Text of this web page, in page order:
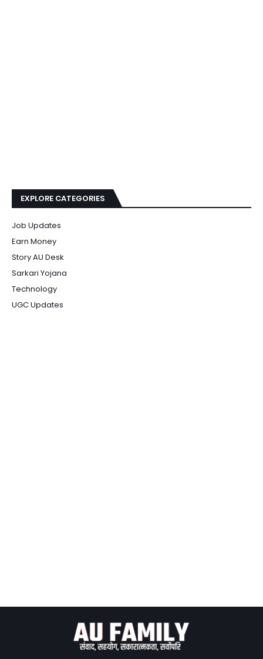
EXPLORE CATEGORIES
Job Updates
Earn Money
Story AU Desk
Sarkari Yojana
Technology
UGC Updates